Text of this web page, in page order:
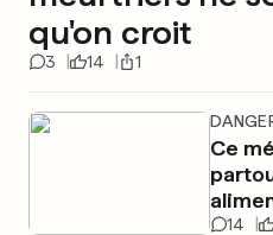
qu'on croit
3 14 1
Ce
14